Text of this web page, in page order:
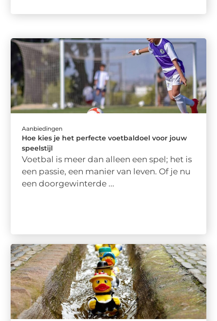
Aanbiedingen
Hoe kies je het perfecte voetbaldoel voor jouw
speelstijl
Voetbal is meer dan alleen een spel; het is
een passie, een manier van leven. Of je nu
een doorgewinterde ...